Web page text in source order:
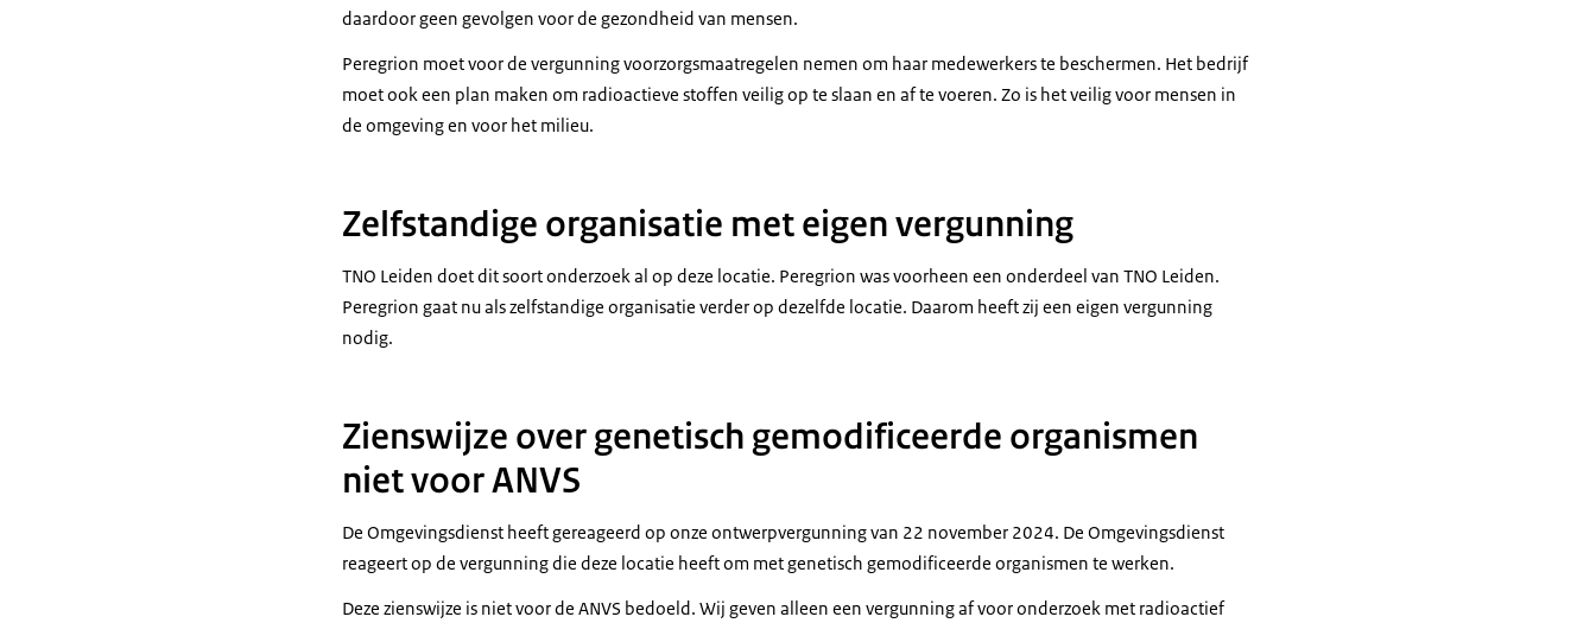
daardoor geen gevolgen voor de gezondheid van mensen.
Peregrion moet voor de vergunning voorzorgsmaatregelen nemen om haar medewerkers te beschermen. Het bedrijf
moet ook een plan maken om radioactieve stoffen veilig op te slaan en af te voeren. Zo is het veilig voor mensen in
de omgeving en voor het milieu.
Zelfstandige organisatie met eigen vergunning
TNO Leiden doet dit soort onderzoek al op deze locatie. Peregrion was voorheen een onderdeel van TNO Leiden.
Peregrion gaat nu als zelfstandige organisatie verder op dezelfde locatie. Daarom heeft zij een eigen vergunning
nodig.
Zienswijze over genetisch gemodificeerde organismen
niet voor ANVS
De Omgevingsdienst heeft gereageerd op onze ontwerpvergunning van 22 november 2024. De Omgevingsdienst
reageert op de vergunning die deze locatie heeft om met genetisch gemodificeerde organismen te werken.
Deze zienswijze is niet voor de ANVS bedoeld. Wij geven alleen een vergunning af voor onderzoek met radioactief